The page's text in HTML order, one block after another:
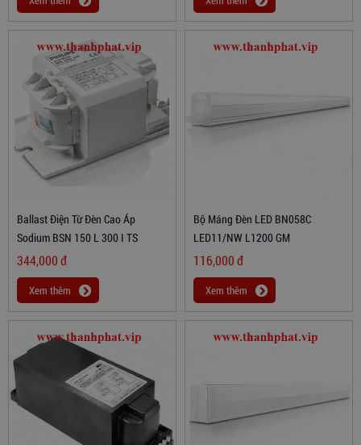
Ballast Điện Từ Đèn Cao Áp
Sodium BSN 150 L 300 I TS
344,000đ
Xem thêm
Bộ Máng Đèn LED BN058C
LED11/NW L1200 GM
116,000đ
Xem thêm